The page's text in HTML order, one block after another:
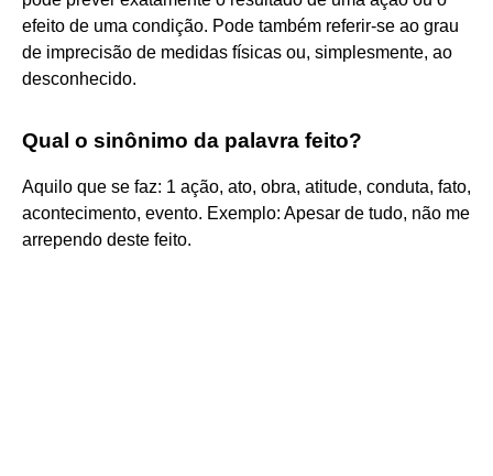
efeito de uma condição. Pode também referir-se ao grau
de imprecisão de medidas físicas ou, simplesmente, ao
desconhecido.
Qual o sinônimo da palavra feito?
Aquilo que se faz: 1 ação, ato, obra, atitude, conduta, fato,
acontecimento, evento. Exemplo: Apesar de tudo, não me
arrependo deste feito.